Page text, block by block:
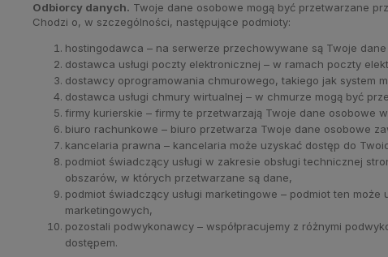
Odbiorcy danych. Twoje dane osobowe mogą być przetwarzane
Chodzi o, w szczególności, następujące podmioty:
hostingodawca – na serwerze przechowywane są Twoje
dostawca usługi poczty elektronicznej – w ramach poczty
dostawcy oprogramowania chmurowego, takiego jak system
dostawca usługi chmury wirtualnej – w chmurze mogą być
firmy kurierskie – firmy te przetwarzają Twoje dane osobowe
biuro rachunkowe – biuro przetwarza Twoje dane osobowe
kancelaria prawna – kancelaria może uzyskać dostęp do
podmiot świadczący usługi w zakresie obsługi technicznej
obszarów, w których przetwarzane są dane,
podmiot świadczący usługi marketingowe – podmiot ten
marketingowych,
pozostali podwykonawcy – współpracujemy z różnymi
dostępem.